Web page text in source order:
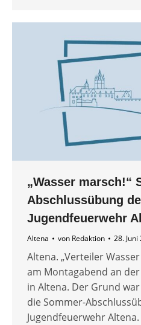
„Wasser marsch!“
Abschlussübung
Jugendfeuerwehr
Altena von Redaktion 28.
Altena. „Verteiler
am Montagabend an
in Altena. Der Grund
die Sommer-
Jugendfeuerwehr Altena.